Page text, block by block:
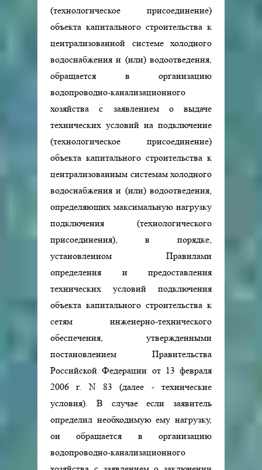
(технологическое присоединение)
объекта капитального строительства к
централизованной системе холодного
водоснабжения и (или) водоотведения,
обращается в организацию
водопроводно-канализационного
хозяйства с заявлением о выдаче
технических условий на подключение
(технологическое присоединение)
объекта капитального строительства к
централизованным системам холодного
водоснабжения и (или) водоотведения,
определяющих максимальную нагрузку
подключения (технологического
присоединения), в порядке,
установленном Правилами
определения и предоставления
технических условий подключения
объекта капитального строительства к
сетям инженерно-технического
обеспечения, утвержденными
постановлением Правительства
Российской Федерации от 13 февраля
2006 г. N 83 (далее - технические
условия). В случае если заявитель
определил необходимую ему нагрузку,
он обращается в организацию
водопроводно-канализационного